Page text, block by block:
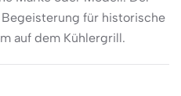
für historische
auf dem Kühlergrill.